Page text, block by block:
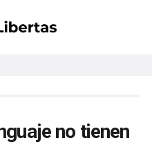
no tienen